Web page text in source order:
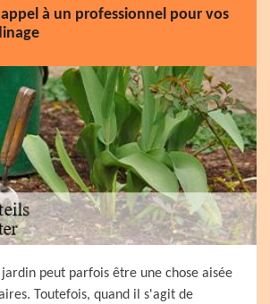
à un professionnel pour vos
peut parfois être une chose aisée
Toutefois, quand il s'agit de